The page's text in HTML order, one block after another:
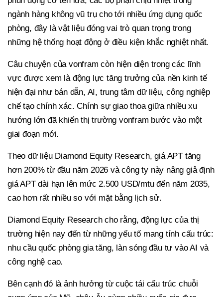
ngành hàng không vũ trụ cho tới nhiều ứng dụng quốc
phòng, đây là vật liệu đóng vai trò quan trọng trong
những hệ thống hoạt động ở điều kiện khắc nghiệt nhất.
Câu chuyện của vonfram còn hiện diện trong các lĩnh
vực được xem là động lực tăng trưởng của nền kinh tế
hiện đại như bán dẫn, AI, trung tâm dữ liệu, công nghiệp
chế tạo chính xác. Chính sự giao thoa giữa nhiều xu
hướng lớn đã khiến thị trường vonfram bước vào một
giai đoạn mới.
Theo dữ liệu Diamond Equity Research, giá APT tăng
hơn 200% từ đầu năm 2026 và công ty này nâng giả định
giá APT dài hạn lên mức 2.500 USD/mtu đến năm 2035,
cao hơn rất nhiều so với mặt bằng lịch sử.
Diamond Equity Research cho rằng, động lực của thị
trường hiện nay đến từ những yếu tố mang tính cấu trúc:
nhu cầu quốc phòng gia tăng, làn sóng đầu tư vào AI và
công nghệ cao.
Bên cạnh đó là ảnh hưởng từ cuộc tái cấu trúc chuỗi